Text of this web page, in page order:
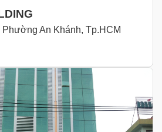
An Khánh, Tp.HCM